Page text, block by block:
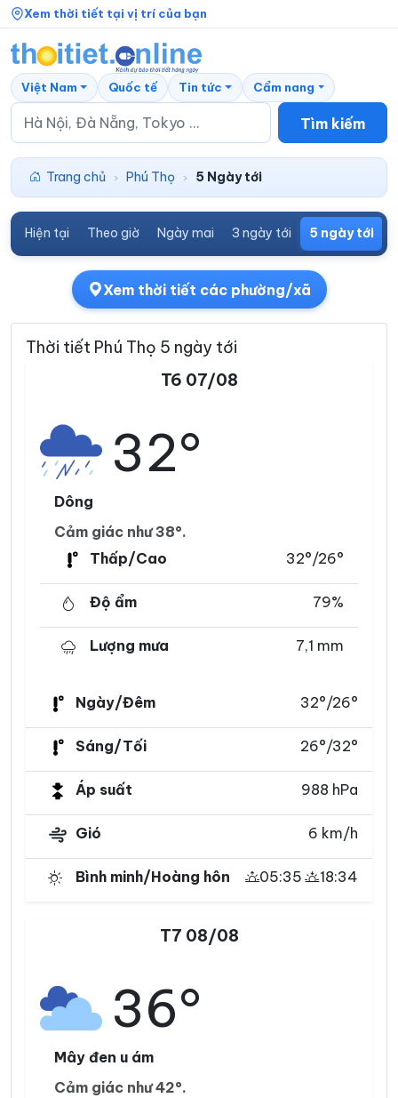
Xem thời tiết tại vị trí của bạn
Tìm kiếm
Việt Nam Quốc tế Tin tức Cẩm nang
Trang chủ › Phú Thọ › 5 Ngày tới
Hiện tại Theo giờ Ngày mai 3 ngày tới 5 ngày tới
Xem thời tiết các phường/xã
Thời tiết Phú Thọ 5 ngày tới
T6 07/08
32°
Dông
Cảm giác như 38°.
Thấp/Cao
32°/26°
Độ ẩm 79%
Lượng mưa 7,1 mm
Ngày/Đêm 32°/26°
Sáng/Tối 26°/32°
Áp suất 988 hPa
Gió 6 km/h
Bình minh/Hoàng hôn 05:35 18:34
T7 08/08
36°
Mây đen u ám
Cảm giác như 42°.